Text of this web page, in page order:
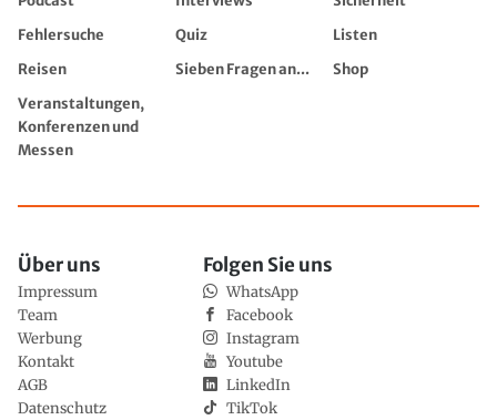
Fehlersuche
Quiz
Listen
Reisen
Sieben Fragen an...
Shop
Veranstaltungen,
Konferenzen und
Messen
Über uns
Impressum
Team
Werbung
Kontakt
AGB
Datenschutz
Folgen Sie uns
WhatsApp
Facebook
Instagram
Youtube
LinkedIn
TikTok